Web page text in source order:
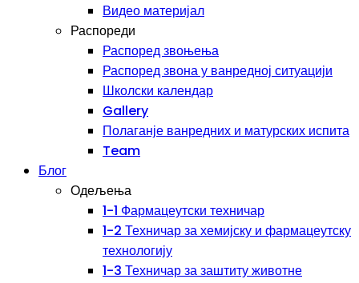
Видео материјал
Распореди
Распоред звоњења
Распоред звона у ванредној ситуацији
Школски календар
Gallery
Полаганје ванредних и матурских испита
Team
Блог
Одељења
1-1 Фармацеутски техничар
1-2 Техничар за хемијску и фармацеутску
технологију
1-3 Техничар за заштиту животне